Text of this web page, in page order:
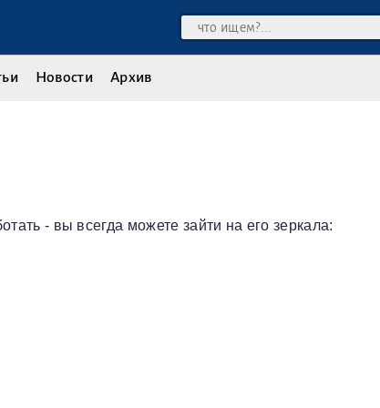
Новости Архив
- вы всегда можете зайти на его зеркала: